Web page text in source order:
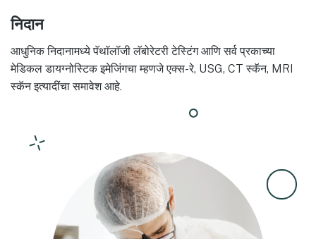
निदान
आधुनिक निदानामध्ये पॅथॉलॉजी लॅबोरेटरी टेस्टिंग आणि सर्व प्रकाच्या
मेडिकल डायग्नोस्टिक इमेजिंगचा म्हणजे एक्स-रे, USG, CT स्कॅन, MRI
स्कॅन इत्यादींचा समावेश आहे.